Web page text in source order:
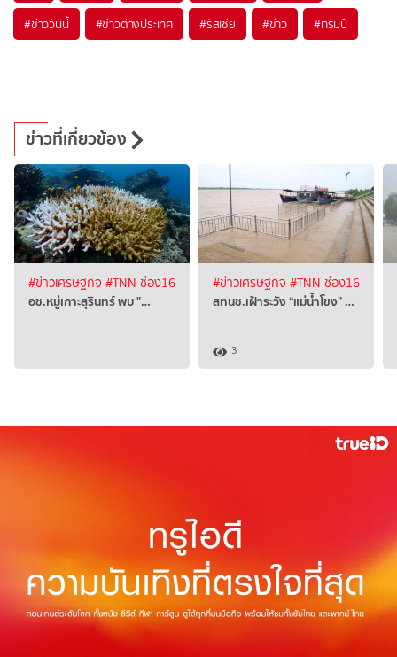
#ข่าววันนี้ #ข่าวต่างประเทศ #รัสเซีย #ข่าว #ทรัมป์
ข่าวที่เกี่ยวข้อง
#ข่าวเศรษฐกิจ #TNN ช่อง16
อช.หมู่เกาะสุรินทร์ พบ "…
#ข่าวเศรษฐกิจ #TNN ช่อง16
สทนช.เฝ้าระวัง “แม่น้ำโขง” …
3